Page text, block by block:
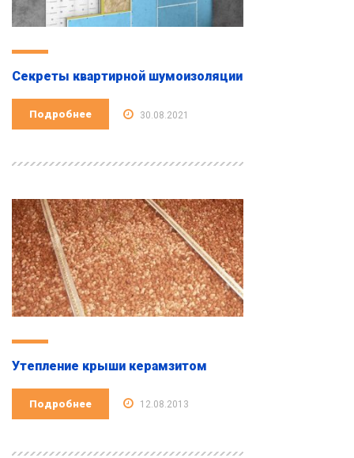
Секреты квартирной шумоизоляции
Подробнее 30.08.2021
Утепление крыши керамзитом
Подробнее 12.08.2013